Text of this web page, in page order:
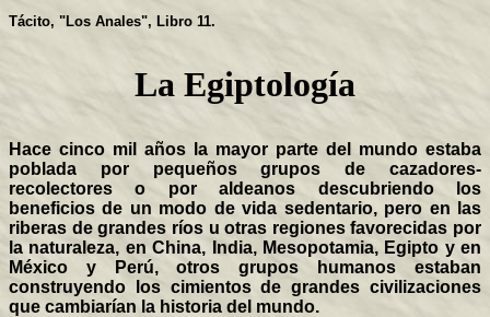
Tácito, "Los Anales", Libro 11.
La Egiptología
Hace cinco mil años la mayor parte del mundo estaba
poblada por pequeños grupos de cazadores-
recolectores o por aldeanos descubriendo los
beneficios de un modo de vida sedentario, pero en las
riberas de grandes ríos u otras regiones favorecidas por
la naturaleza, en China, India, Mesopotamia, Egipto y en
México y Perú, otros grupos humanos estaban
construyendo los cimientos de grandes civilizaciones
que cambiarían la historia del mundo.